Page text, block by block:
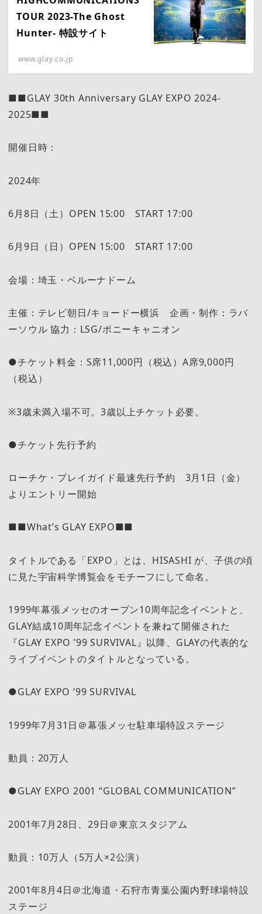
TOUR 2023-The Ghost
Hunter- 特設サイト
www.glay.co.jp
■■GLAY 30th Anniversary GLAY EXPO 2024-
2025■■
開催日時：
2024年
6月8日（土）OPEN 15:00 START 17:00
6月9日（日）OPEN 15:00 START 17:00
会場：埼玉・ベルーナドーム
主催：テレビ朝日/キョードー横浜 企画・制作：ラバ
ーソウル 協力：LSG/ポニーキャニオン
●チケット料金：S席11,000円（税込）A席9,000円
（税込）
※3歳未満入場不可。3歳以上チケット必要。
●チケット先行予約
ローチケ・プレイガイド最速先行予約 3月1日（金）
よりエントリー開始
■■What’s GLAY EXPO■■
タイトルである「EXPO」とは、HISASHI が、子供の頃
に見た宇宙科学博覧会をモチーフにして命名。
1999年幕張メッセのオープン10周年記念イベントと、
GLAY結成10周年記念イベントを兼ねて開催された
『GLAY EXPO ’99 SURVIVAL』以降、GLAYの代表的な
ライブイベントのタイトルとなっている。
●GLAY EXPO ’99 SURVIVAL
1999年7月31日＠幕張メッセ駐車場特設ステージ
動員：20万人
●GLAY EXPO 2001 “GLOBAL COMMUNICATION”
2001年7月28日、29日＠東京スタジアム
動員：10万人（5万人×2公演）
2001年8月4日＠北海道・石狩市青葉公園内野球場特設
ステージ